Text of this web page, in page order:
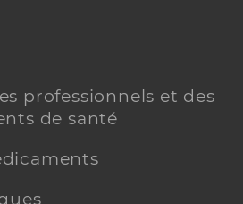
professionnels et des
de santé